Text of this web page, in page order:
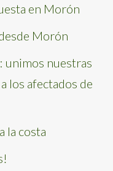
en Morón
Morón
unimos nuestras
los afectados de
la costa